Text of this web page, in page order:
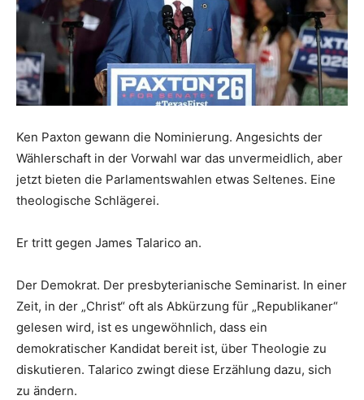
Ken Paxton gewann die Nominierung. Angesichts der
Wählerschaft in der Vorwahl war das unvermeidlich, aber
jetzt bieten die Parlamentswahlen etwas Seltenes. Eine
theologische Schlägerei.
Er tritt gegen James Talarico an.
Der Demokrat. Der presbyterianische Seminarist. In einer
Zeit, in der „Christ“ oft als Abkürzung für „Republikaner“
gelesen wird, ist es ungewöhnlich, dass ein
demokratischer Kandidat bereit ist, über Theologie zu
diskutieren. Talarico zwingt diese Erzählung dazu, sich
zu ändern.